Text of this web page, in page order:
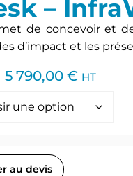
–
de concevoir et
d’impact et les
5 790,00€ HT
au devis